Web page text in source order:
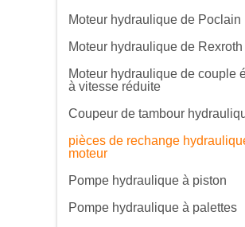
Moteur hydraulique de Poclain
Moteur hydraulique de Rexroth
Moteur hydraulique de couple
à vitesse réduite
Coupeur de tambour
pièces de rechange
moteur
Pompe hydraulique à piston
Pompe hydraulique à palettes